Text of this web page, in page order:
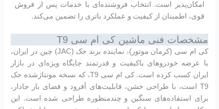
امکان‌پذیر است. انتخاب فروشنده‌ای با خدمات پس از فروش
قوی، اطمینان از کیفیت و عملکرد باتری را تضمین می‌کند.
مشخصات فنی ماشین کی ام سی T9
کی ام سی (کرمان موتور)، نماینده برند جک (JAC) چین در ایران،
با عرضه خودروهای باکیفیت و قدرتمند جایگاه ویژه‌ای در بازار
ایران کسب کرده است. کی ام سی T9، که نسخه مونتاژشده جک
T9 است، با طراحی خشن، قابلیت‌های آفرود و فضای بار جادار،
برای استفاده‌های سنگین و چندمنظوره طراحی شده است. این